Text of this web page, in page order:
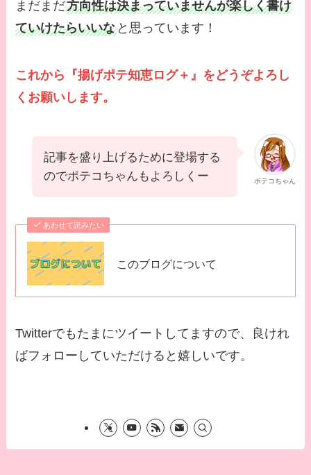
まだまだ方向性は決まっていませんが楽しく書け
ていけたらいいな と思っています！
これから『揚げポテ知恵ログ＋』をどうぞよろし
くお願いします。
ポテコちゃん
記事を盛り上げるために登場する
のでポテコちゃんもよろしくー
あわせて読みたい
このブログについて
Twitterでもたまにツイートしてますので、良けれ
ばフォローしていただけると嬉しいです。